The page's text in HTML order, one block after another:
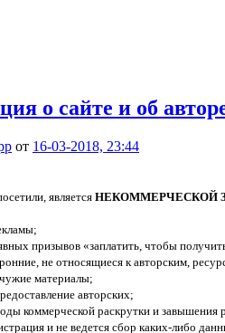
от 16-03-2018, 23:44
является НЕКОММЕРЧЕСКОЙ
призывов «заплатить, чтобы
не относящиеся к авторским,
материалы;
авторских;
коммерческой раскрутки и завышения
и не ведется сбор каких-либо